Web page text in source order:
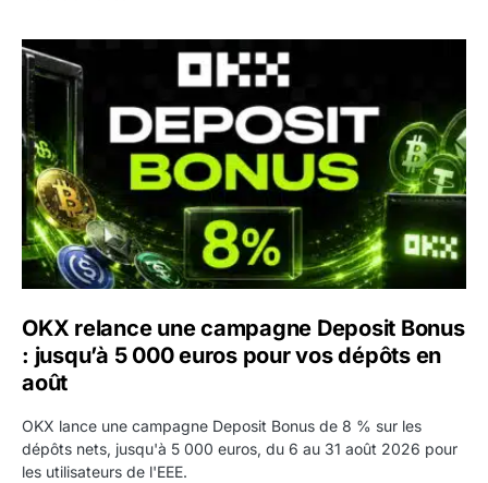
OKX relance une campagne Deposit Bonus : jusqu’à 5
OKX relance une campagne Deposit Bonus
: jusqu’à 5 000 euros pour vos dépôts en
août
OKX lance une campagne Deposit Bonus de 8 % sur les
dépôts nets, jusqu'à 5 000 euros, du 6 au 31 août 2026 pour
les utilisateurs de l'EEE.